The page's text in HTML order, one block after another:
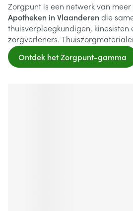
Zorgpunt is een netwerk van
Apotheken in Vlaanderendie
thuisverpleegkundigen, kinesisten
zorgverleners.
assortiment kan iedereen
Ontdek het Zorgpunt-gamma